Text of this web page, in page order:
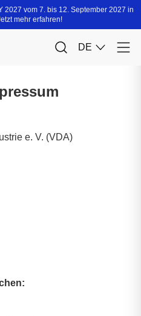
e. V. (VDA)